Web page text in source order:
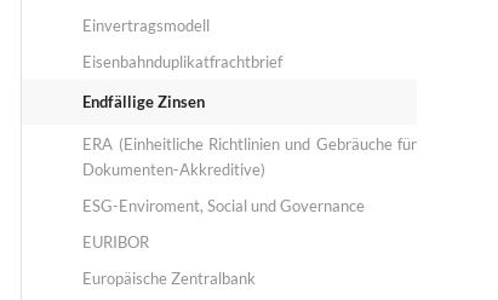
Einvertragsmodell
Eisenbahnduplikatfrachtbrief
Endfällige Zinsen
ERA (Einheitliche Richtlinien und Gebräuche für
Dokumenten-Akkreditive)
ESG-Enviroment, Social und Governance
EURIBOR
Europäische Zentralbank